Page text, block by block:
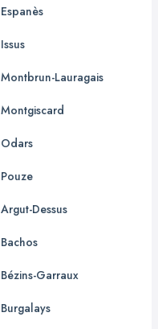
Espanès
Issus
Montbrun-Lauragais
Montgiscard
Odars
Pouze
Argut-Dessus
Bachos
Bézins-Garraux
Burgalays